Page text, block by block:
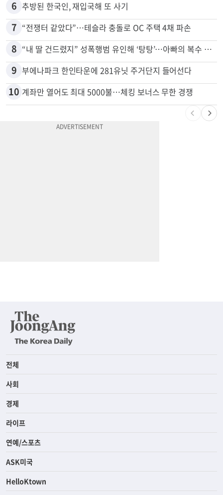
5 [포커스] 메디캘 대폭 개편…자산한도 84% 축소
6 추방된 한국인, 재입국해 또 사기
7 “전쟁터 같았다”…테슬라 충돌로 OC 주택 4채 파손
8
9 부에나파크 한인타운에 281유닛 주거단지 들어선다
계좌만 열어도 최대 5000불…체킹 보너스 무한 경쟁
전체
사회
경제
라이프
연예/스포츠
ASK미국